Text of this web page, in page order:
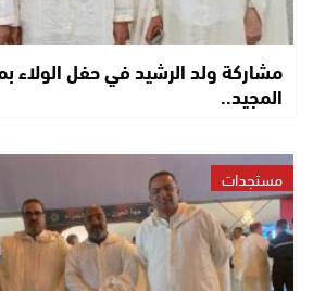
مشاركة ولد الرشيد في حفل الولاء
المجيد..
مستجدات